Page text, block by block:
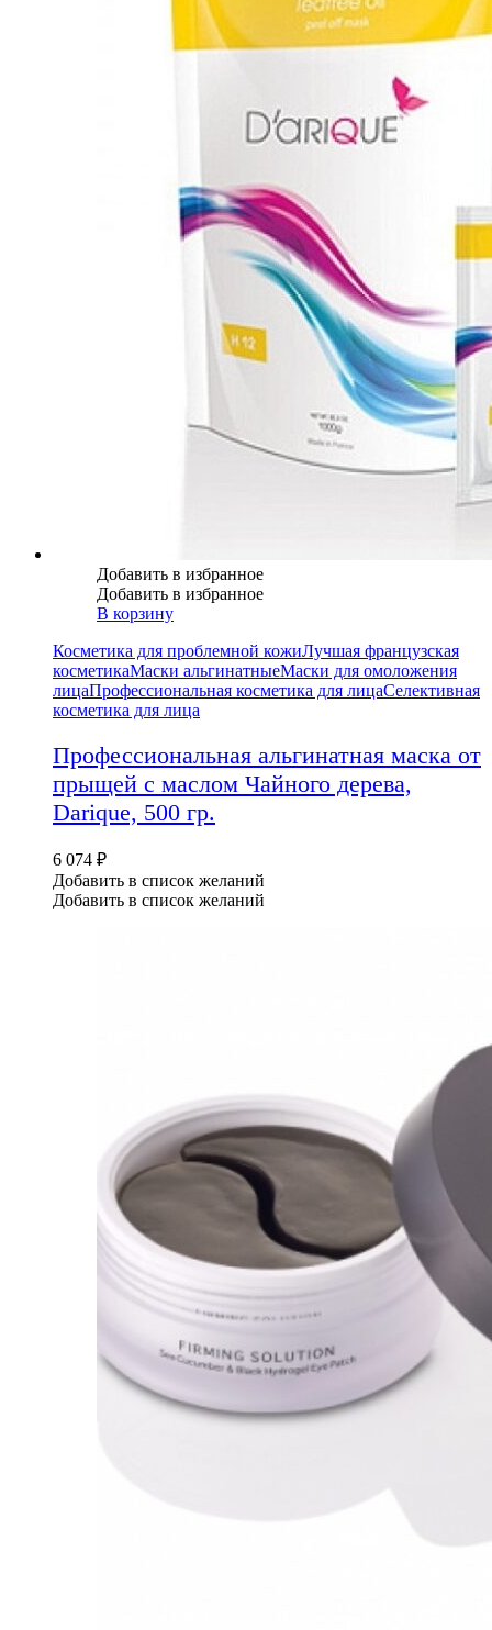
Добавить в избранное
Добавить в избранное
В корзину
Косметика для проблемной кожиЛучшая французская
косметикаМаски альгинатныеМаски для омоложения
лицаПрофессиональная косметика для лицаСелективная
косметика для лица
Профессиональная альгинатная маска от
прыщей с маслом Чайного дерева,
Darique, 500 гр.
6 074 ₽
Добавить в список желаний
Добавить в список желаний